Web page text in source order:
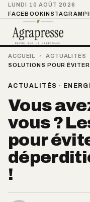
LUNDI 10 AOÛT 2026
FACEBOOKINSTAGRAM
ACCUEIL › ACTUALITÉS
SOLUTIONS POUR
ACTUALITÉS ·
Vous
vous ?
pour
!